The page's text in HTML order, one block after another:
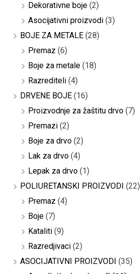
Dekorativne boje (2)
Asocijativni proizvodi (3)
BOJE ZA METALE (28)
Premaz (6)
Boje za metale (18)
Razrediteli (4)
DRVENE BOJE (16)
Proizvodnje za žaštitu drvo (7)
Premazi (2)
Boje za drvo (2)
Lak za drvo (4)
Lepak za drvo (1)
POLIURETANSKI PROIZVODI (22)
Premaz (4)
Boje (7)
Kataliti (9)
Razredjivaci (2)
ASOCIJATIVNI PROIZVODI (35)